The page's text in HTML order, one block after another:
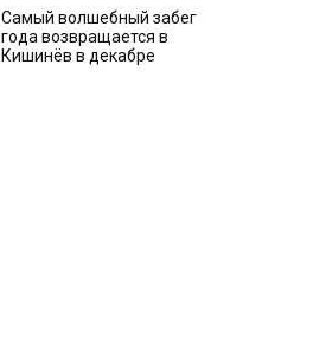
Самый волшебный забег
года возвращается в
Кишинёв в декабре